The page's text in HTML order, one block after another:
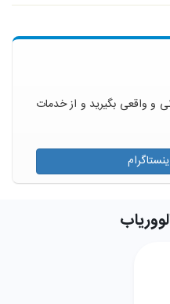
و واقعی بگیرید و از خدمات